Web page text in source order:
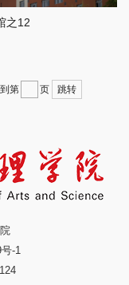
之12
到第 页 跳转
-1